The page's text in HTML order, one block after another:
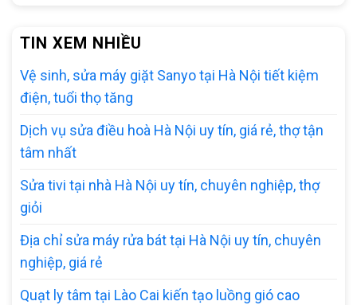
TIN XEM NHIỀU
Vệ sinh, sửa máy giặt Sanyo tại Hà Nội tiết kiệm
điện, tuổi thọ tăng
Dịch vụ sửa điều hoà Hà Nội uy tín, giá rẻ, thợ tận
tâm nhất
Sửa tivi tại nhà Hà Nội uy tín, chuyên nghiệp, thợ
giỏi
Địa chỉ sửa máy rửa bát tại Hà Nội uy tín, chuyên
nghiệp, giá rẻ
Quạt ly tâm tại Lào Cai kiến tạo luồng gió cao